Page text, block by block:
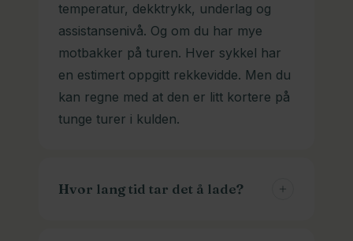
temperatur, dekktrykk, underlag og
assistansenivå. Og om du har mye
motbakker på turen. Hver sykkel har
en estimert oppgitt rekkevidde. Men du
kan regne med at den er litt kortere på
tunge turer i kulden.
Hvor lang tid tar det å lade?